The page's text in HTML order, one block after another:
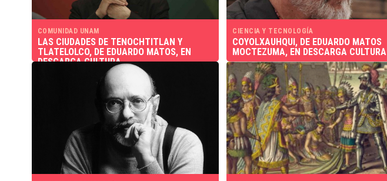
COMUNIDAD UNAM
LAS CIUDADES DE TENOCHTITLAN Y
TLATELOLCO, DE EDUARDO MATOS, EN
DESCARGA CULTURA
CIENCIA Y TECNOLOGÍA
COYOLXAUHQUI, DE EDUARDO MATOS
MOCTEZUMA, EN DESCARGA CULTURA